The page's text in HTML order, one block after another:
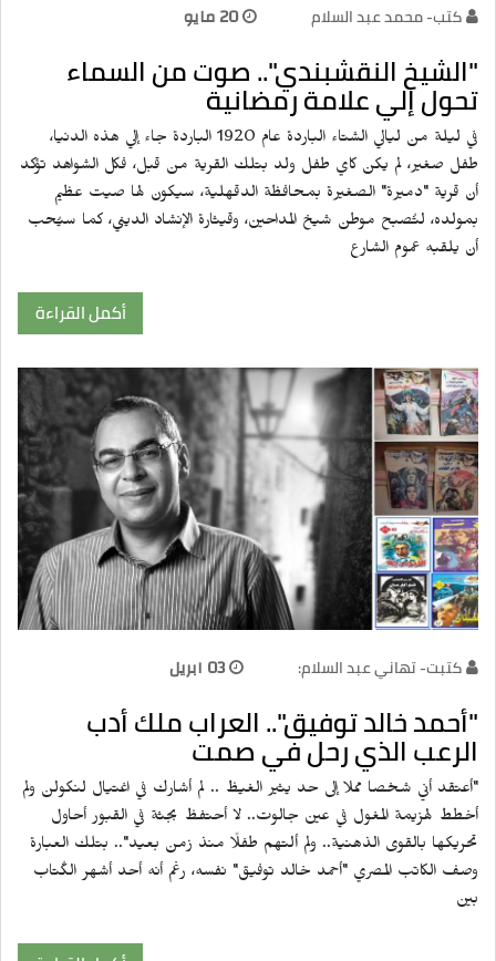
كتب- محمد عبد السلام 20 مايو
"الشيخ النقشبندي".. صوت من السماء
تحول إلي علامة رمضانية
في ليلة من ليالي الشتاء الباردة عام 1920 الباردة جاء إلي هذه الدنيا،
طفل صغير، لم يكن كاي طفل ولد بتلك القرية من قبل، فكل الشواهد تؤكد
أن قرية "دميرة" الصغيرة بمحافظة الدقهلية، سيكون لها صيت عظيم
بمولده، لتُصبح موطن شيخ المداحين، وقيثارة الإنشاد الديني، كما سيُحب
أن يلقبه عموم الشارع
أكمل القراءة
كتبت- تهاني عبد السلام: 03 ابريل
"أحمد خالد توفيق".. العراب ملك أدب
الرعب الذي رحل في صمت
"أعتقد أني شخصا مملا إلى حد يثير الغيظ .. لم أشارك في اغتيال لنكولن ولم
أخطط لهزيمة المغول في عين جالوت.. لا أحتفظ بجثة في القبور أحاول
تحريكها بالقوى الذهنية.. ولم ألتهم طفلًا منذ زمن بعيد".. بتلك العبارة
وصف الكاتب المصري "أحمد خالد توفيق" نفسه، رغم أنه أحد أشهر الكُتاب
بين